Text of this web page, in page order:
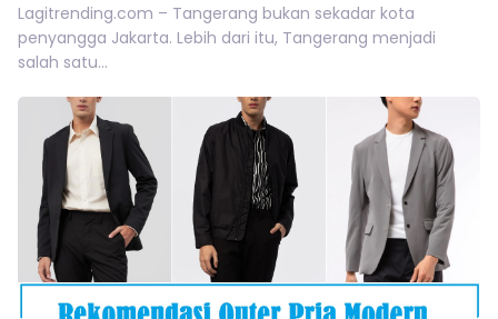
Lagitrending.com – Tangerang bukan sekadar kota
penyangga Jakarta. Lebih dari itu, Tangerang menjadi
salah satu...